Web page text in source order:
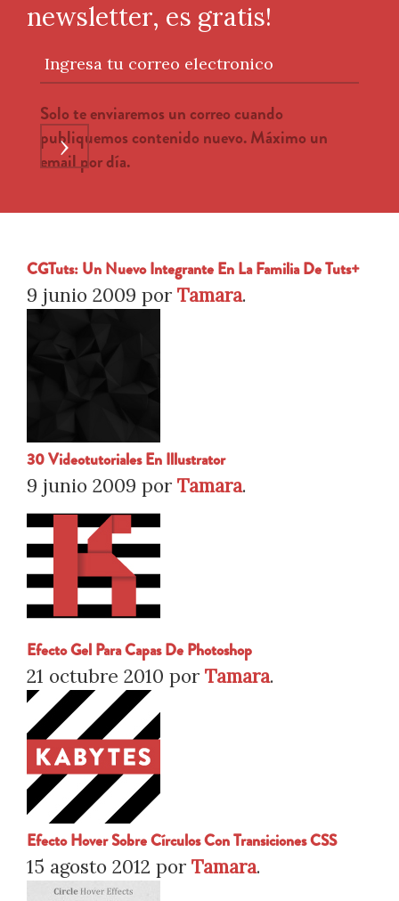
newsletter, es gratis!
Ingresa tu correo electronico
Solo te enviaremos un correo cuando
publiquemos contenido nuevo. Máximo un
email por día.
›
CGTuts: Un Nuevo Integrante En La Familia De Tuts+
9 junio 2009 por Tamara.
30 Videotutoriales En Illustrator
9 junio 2009 por Tamara.
Efecto Gel Para Capas De Photoshop
21 octubre 2010 por Tamara.
Efecto Hover Sobre Círculos Con Transiciones CSS
15 agosto 2012 por Tamara.